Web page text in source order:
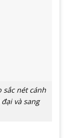
sắc nét cánh
và sang